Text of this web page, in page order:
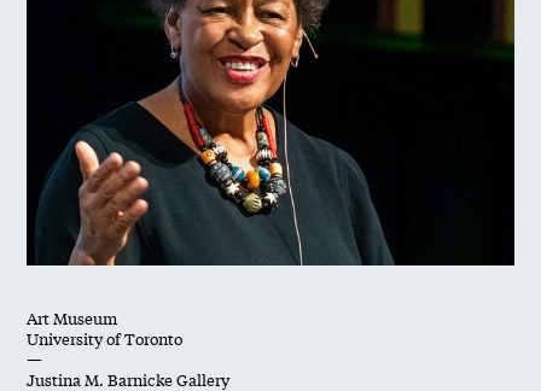
Art Museum
University of Toronto
—
Justina M. Barnicke Gallery